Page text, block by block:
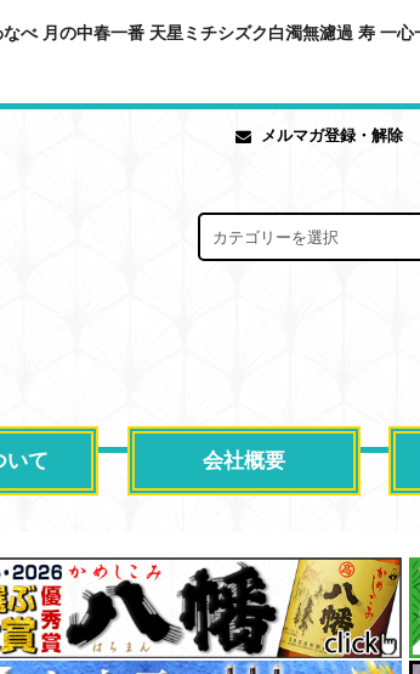
べ 月の中春一番 天星ミチシズク白濁無濾過 寿 一
メルマガ登録・解除
いて 会社概要